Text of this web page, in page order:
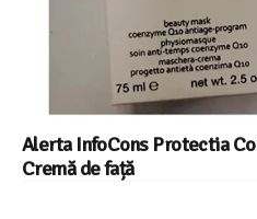
Alerta InfoCons Protectia
Cremă de față